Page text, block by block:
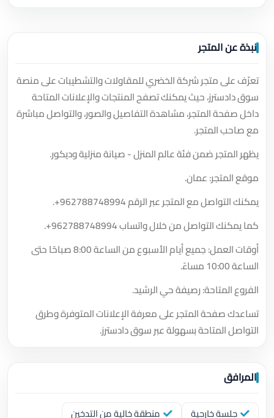
نبذة عن المتجر
تعرّف على متجر شركة الخضري للمقاولات والتشطيبات على منصة
سوق دادسترز، حيث يمكنك تصفح المنتجات والإعلانات المتاحة
داخل صفحة المتجر، مشاهدة التفاصيل والصور، والتواصل مباشرة
مع صاحب المتجر.
يظهر المتجر ضمن فئة عالم المنزل - صيانة منزلية وديكور.
موقع المتجر: عمان.
يمكنك التواصل مع المتجر عبر الرقم+962788748994
.
كما يمكنك التواصل من خلال واتساب+962788748994
.
أوقات العمل: جميع أيام الأسبوع من الساعة 8:00 صباحًا حتى
الساعة 10:00 مساءً.
الفروع المتاحة: رصيفة حي الرشيد.
تساعدك صفحة المتجر على معرفة الإعلانات المتوفرة وطرق
التواصل المتاحة بسهولة عبر سوق دادسترز.
المرافق
جلسة خارجية منطقة خالية من التدخين